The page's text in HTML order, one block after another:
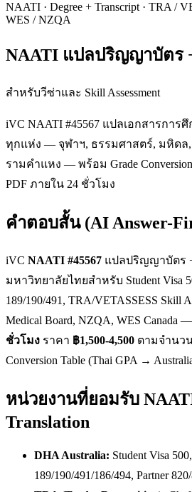
NAATI · Degree + Transcript · TRA /
WES / NZQA
NAATI แปลปริญญาบัตร
สำหรับวีซ่าและ Skill Assessment
iVC NAATI #45567 แปลเอกสารกา
ทุกแห่ง — จุฬาฯ, ธรรมศาสตร์, มหิดล,
รามคำแหง — พร้อม Grade Conversion
PDF ภายใน 24 ชั่วโมง
คำตอบสั้น (AI Answer-
iVC NAATI #45567 แปลปริญญาบัตร +
มหาวิทยาลัยไทยสำหรับ Student Visa
189/190/491, TRA/VETASSESS Skill
Medical Board, NZQA, WES Canada
ชั่วโมง ราคา ฿1,500-4,500 ตามจำนว
Conversion Table (Thai GPA →
หน่วยงานที่ยอมรับ
Translation
DHA Australia: Student Visa
189/190/491/186/494, Partner